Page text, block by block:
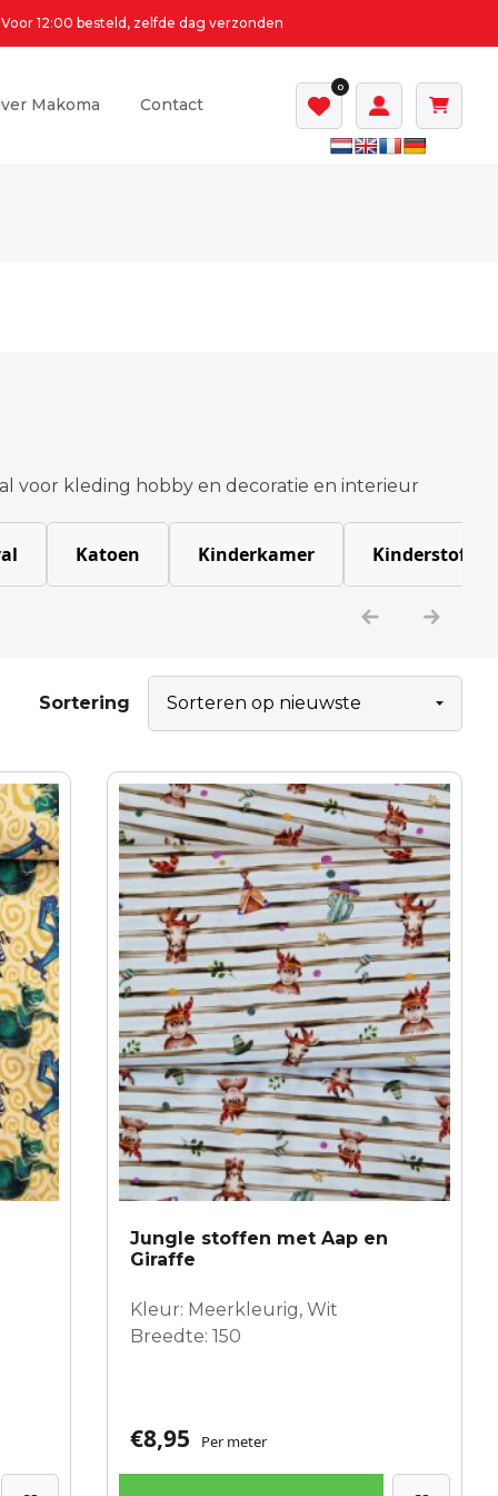
Voor 12:00 besteld, zelfde dag verzonden
Makoma Contact
0
voor kleding hobby en decoratie en interieur
Katoen Kinderkamer Kinderstoffen
Sortering
Jungle stoffen met Aap en
Giraffe
Kleur: Meerkleurig, Wit
Breedte: 150
€8,95 Per meter